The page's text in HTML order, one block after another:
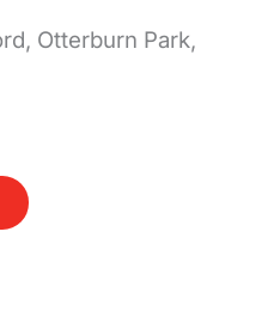
Otterburn Park,